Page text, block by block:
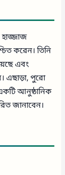
হাজ্জাজ
করেন। তিনি
এবং
এছাড়া, পুরো
আনুষ্ঠানিক
জানাবেন।